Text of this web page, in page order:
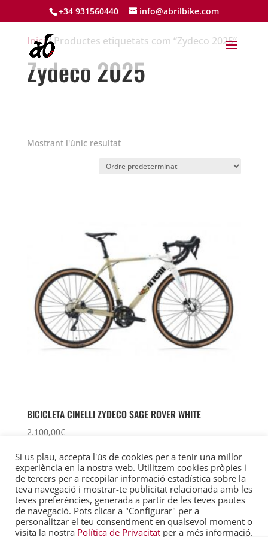
+34 931560440 info@abrilbike.com
Inici/ Productes etiquetats com “Zydeco 2025”
Zydeco 2025
Mostrant l'únic resultat
BICICLETA CINELLI ZYDECO SAGE ROVER WHITE
2.100,00€
Avís Legal
Política de privacitat
Política de Cookies
Si us plau, accepta l'ús de cookies per a tenir una millor
experiència en la nostra web. Utilitzem cookies pròpies i
de tercers per a recopilar informació estadística sobre la
teva navegació i mostrar-te publicitat relacionada amb les
teves preferències, generada a partir de les teves pautes
de navegació. Pots clicar a "Configurar" per a
personalitzar el teu consentiment en qualsevol moment o
visita la nostra Política de Privacitat per a més informació.